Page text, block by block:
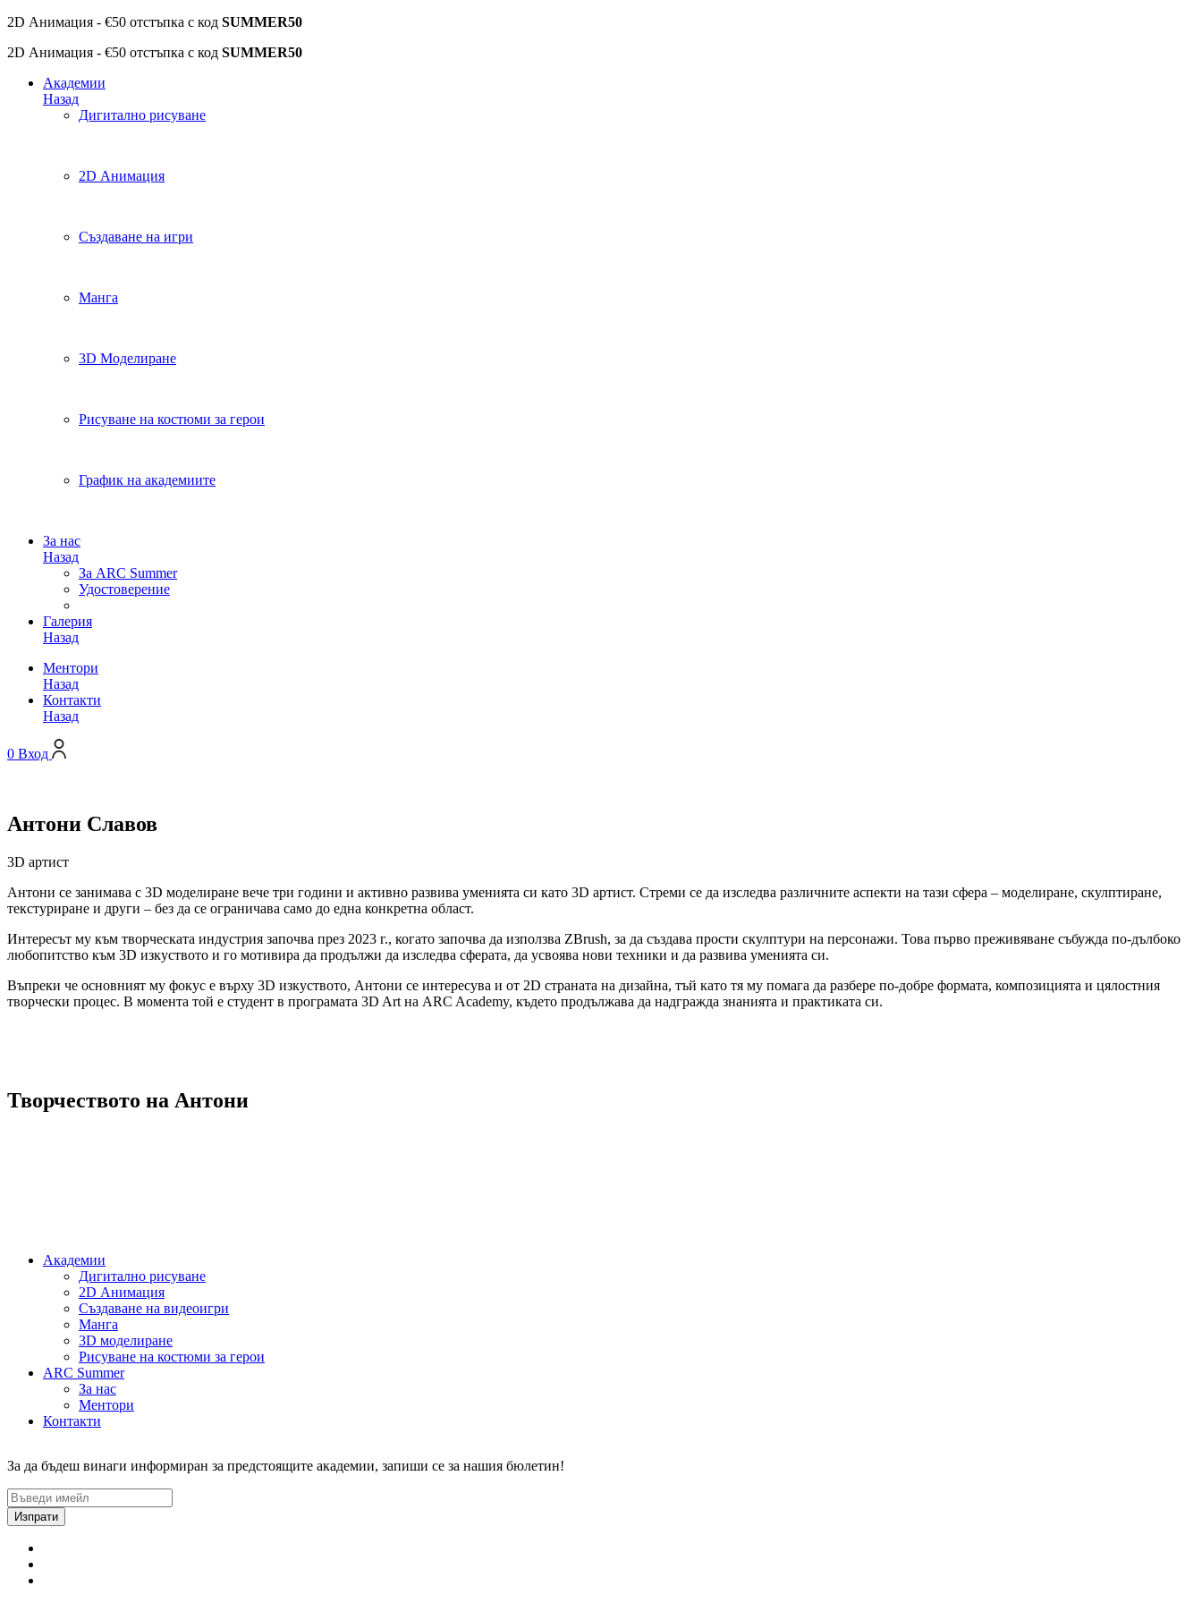
2D Анимация - €50 отстъпка с код SUMMER50
2D Анимация - €50 отстъпка с код SUMMER50
Академии
Назад
Дигитално рисуване
2D Анимация
Създаване на игри
Манга
3D Моделиране
Рисуване на костюми за герои
График на академиите
За нас
Назад
За ARC Summer
Удостоверение
Галерия
Назад
Ментори
Назад
Контакти
Назад
0 Вход
Антони Славов
3D артист
Антони се занимава с 3D моделиране вече три години и активно развива уменията си като 3D артист. Стреми се да изследва различните аспекти на тази сфера – моделиране, скулптиране,
текстуриране и други – без да се ограничава само до една конкретна област.
Интересът му към творческата индустрия започва през 2023 г., когато започва да използва ZBrush, за да създава прости скулптури на персонажи. Това първо преживяване събужда по-дълбоко
любопитство към 3D изкуството и го мотивира да продължи да изследва сферата, да усвоява нови техники и да развива уменията си.
Въпреки че основният му фокус е върху 3D изкуството, Антони се интересува и от 2D страната на дизайна, тъй като тя му помага да разбере по-добре формата, композицията и цялостния
творчески процес. В момента той е студент в програмата 3D Art на ARC Academy, където продължава да надгражда знанията и практиката си.
Творчеството на Антони
Академии
Дигитално рисуване
2D Анимация
Създаване на видеоигри
Манга
3D моделиране
Рисуване на костюми за герои
ARC Summer
За нас
Ментори
Контакти
За да бъдеш винаги информиран за предстоящите академии, запиши се за нашия бюлетин!
Изпрати